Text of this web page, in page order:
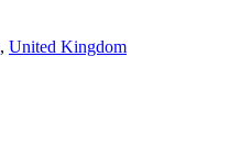
, United Kingdom